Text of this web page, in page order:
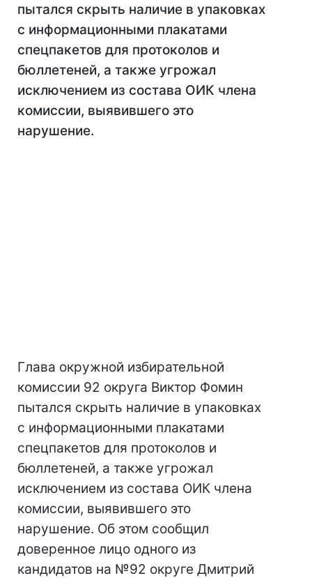
пытался скрыть наличие в упаковках
с информационными плакатами
спецпакетов для протоколов и
бюллетеней, а также угрожал
исключением из состава ОИК члена
комиссии, выявившего это
нарушение.
Глава окружной избирательной
комиссии 92 округа Виктор Фомин
пытался скрыть наличие в упаковках
с информационными плакатами
спецпакетов для протоколов и
бюллетеней, а также угрожал
исключением из состава ОИК члена
комиссии, выявившего это
нарушение. Об этом сообщил
доверенное лицо одного из
кандидатов на №92 округе Дмитрий